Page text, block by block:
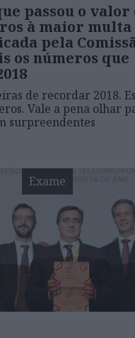
passou o valor
à maior multa
pela
os números que
de recordar 2018.
Vale a pena olhar
surpreendentes
Exame